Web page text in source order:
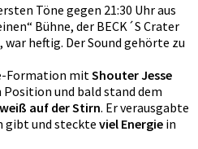
Töne gegen 21:30 Uhr aus
Bühne, der BECK´S Crater
heftig. Der Sound gehörte zu
Formation mit Shouter Jesse
und bald stand dem
auf der Stirn. Er verausgabte
gibt und steckte viel Energie in